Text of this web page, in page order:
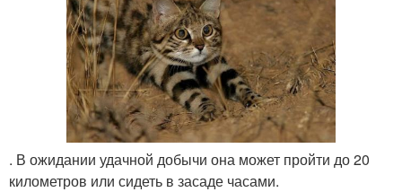
. В ожидании удачной добычи она может пройти до 20
километров или сидеть в засаде часами.